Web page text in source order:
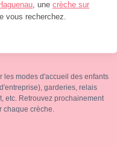
, une crèche sur
vous recherchez.
les modes d'accueil des enfants
garderies, relais
etc. Retrouvez prochainement
crèche.